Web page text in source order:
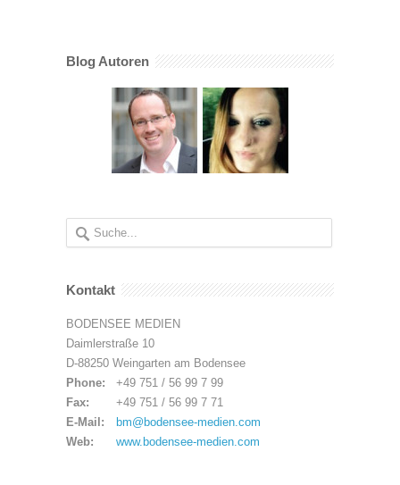
Blog Autoren
Kontakt
BODENSEE MEDIEN
Daimlerstraße 10
D-88250 Weingarten am Bodensee
Phone:
+49 751 / 56 99 7 99
Fax:
+49 751 / 56 99 7 71
E-Mail:
bm@bodensee-medien.com
Web:
www.bodensee-medien.com